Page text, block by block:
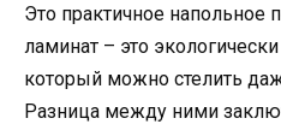
Это практичное напольное
ламинат – это
который можно стелить
Разница между ними